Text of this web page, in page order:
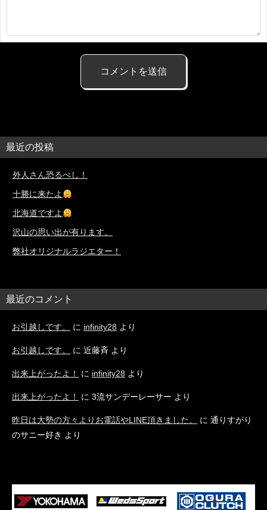
最近の投稿
外人さん恐るべし！
十勝に来たよ
北海道ですよ
沢山の思い出が有ります。
弊社オリジナルラジエター！
最近のコメント
お引越しです。 に infinity28 より
お引越しです。 に 近藤斉 より
出来上がったよ！ に infinity28 より
出来上がったよ！ に 3流サンデーレーサー より
昨日は大勢の方々よりお電話やLINE頂きました。 に 通りすがり
のサニー好き より